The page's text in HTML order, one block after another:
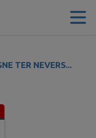
TER NEVERS...